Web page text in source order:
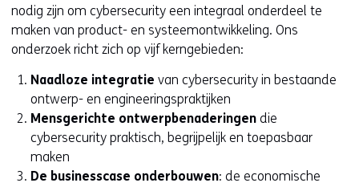
nodig zijn om cybersecurity een integraal onderdeel te
maken van product- en systeemontwikkeling. Ons
onderzoek richt zich op vijf kerngebieden:
Naadloze integratie van cybersecurity in bestaande
ontwerp- en engineeringspraktijken
Mensgerichte ontwerpbenaderingen die
cybersecurity praktisch, begrijpelijk en toepasbaar
maken
De businesscase onderbouwen: de economische